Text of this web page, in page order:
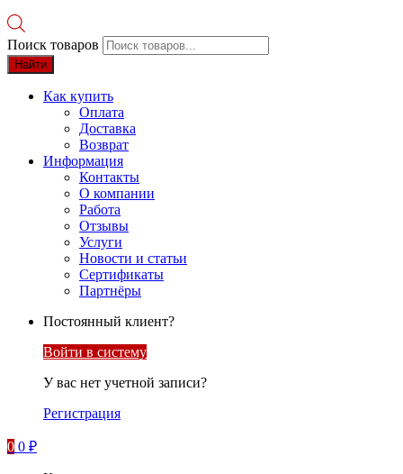
Поиск товаров
Найти
Как купить
Оплата
Доставка
Возврат
Информация
Контакты
О компании
Работа
Отзывы
Услуги
Новости и статьи
Сертификаты
Партнёры
Постоянный клиент?
Войти в систему
У вас нет учетной записи?
Регистрация
0 0 ₽